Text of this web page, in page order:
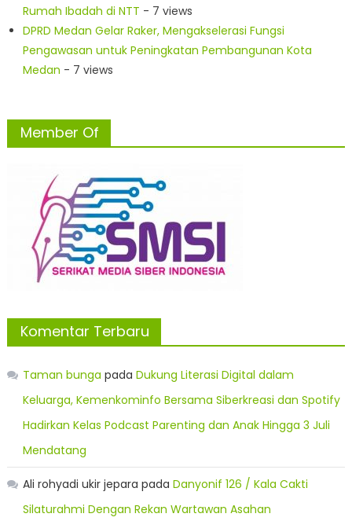
Rumah Ibadah di NTT - 7 views
DPRD Medan Gelar Raker, Mengakselerasi Fungsi
Pengawasan untuk Peningkatan Pembangunan Kota
Medan - 7 views
Member Of
Komentar Terbaru
Taman bunga pada Dukung Literasi Digital dalam
Keluarga, Kemenkominfo Bersama Siberkreasi dan Spotify
Hadirkan Kelas Podcast Parenting dan Anak Hingga 3 Juli
Mendatang
Ali rohyadi ukir jepara pada Danyonif 126 / Kala Cakti
Silaturahmi Dengan Rekan Wartawan Asahan